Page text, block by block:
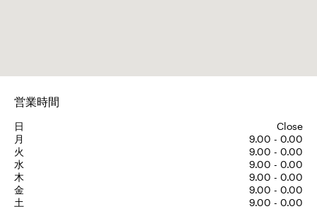
営業時間
日
Close
月
9.00 - 0.00
火
9.00 - 0.00
水
9.00 - 0.00
木
9.00 - 0.00
金
9.00 - 0.00
土
9.00 - 0.00